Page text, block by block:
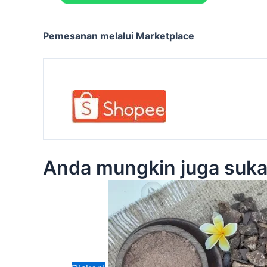
Pemesanan melalui Marketplace
Anda mungkin juga